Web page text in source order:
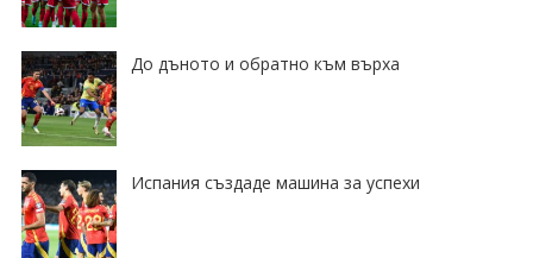
До дъното и обратно към върха
Испания създаде машина за успехи